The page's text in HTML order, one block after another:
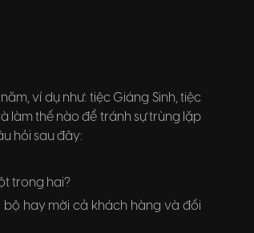
ví dụ như: tiệc Giáng Sinh, tiệc
làm thế nào để tránh sự trùng lặp
hỏi sau đây:
trong hai?
hay mời cả khách hàng và đối